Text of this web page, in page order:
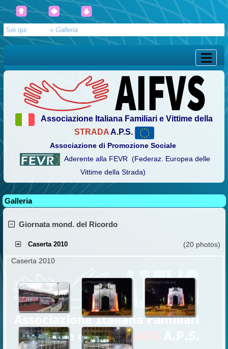
Sei qui: » Galleria
Associazione Italiana Familiari e Vittime della
STRADAA.P.S.
Associazione di Promozione Sociale
Aderente alla FEVR (Federaz. Europea delle
Vittime della Strada)
Galleria
Giornata mond. del Ricordo
Caserta 2010
(20 photos)
Caserta 2010